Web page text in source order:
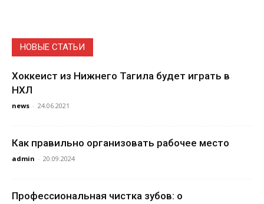
НОВЫЕ СТАТЬИ
Хоккеист из Нижнего Тагила будет играть в
НХЛ
news - 24.06.2021
Как правильно организовать рабочее место
admin - 20.09.2024
Профессиональная чистка зубов: о